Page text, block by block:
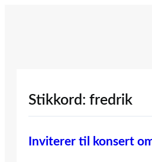
Stikkord: fredrik
Inviterer til konsert